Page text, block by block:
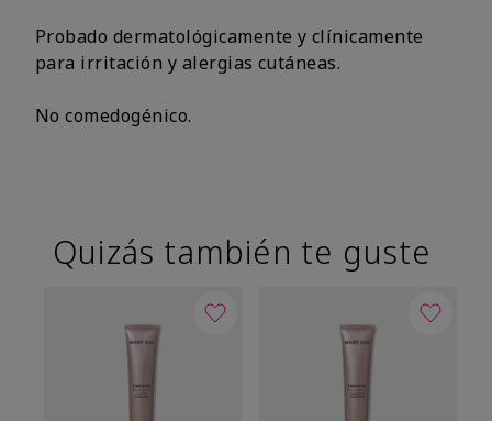
Probado dermatológicamente y clínicamente
para irritación y alergias cutáneas.
No comedogénico.
Quizás también te guste